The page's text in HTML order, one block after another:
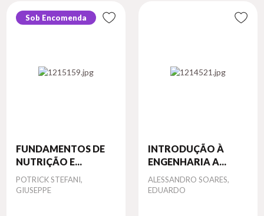
Sob Encomenda
FUNDAMENTOS DE
NUTRIÇÃO E...
Autor
POTRICK STEFANI,
GIUSEPPE
INTRODUÇÃO À
ENGENHARIA A...
Autor
ALESSANDRO SOARES,
EDUARDO